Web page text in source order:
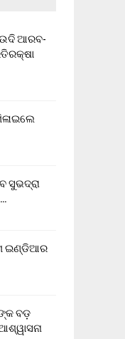
ଆରବ-
ସୁଭଦ୍ରା
ଇଣ୍ଡିଆର
ବଡ଼